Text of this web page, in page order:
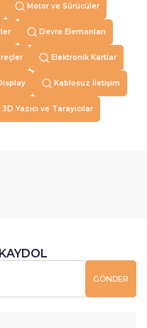
Motor ve Sürücüler
Devre Elemanları
Elektronik Kartlar
Kablosuz İletişim
3D Yazıcı ve Tarayıcılar
GÖNDER